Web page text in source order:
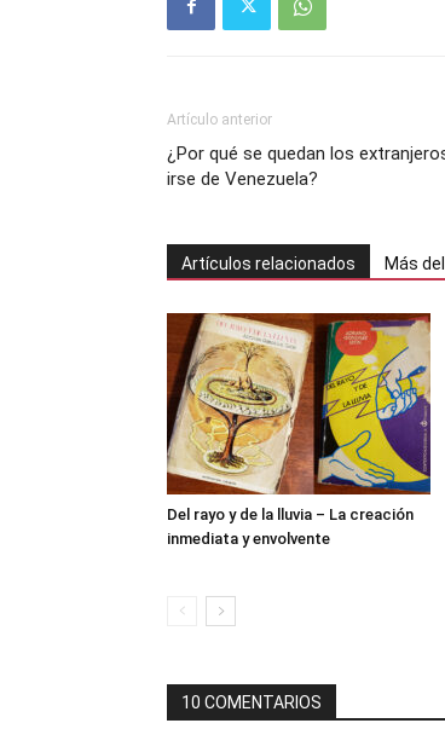
Artículo anterior
¿Por qué se quedan los
irse de Venezuela?
Artículos relacionados Más
Del rayo y de la lluvia – La creación
inmediata y envolvente
10 COMENTARIOS